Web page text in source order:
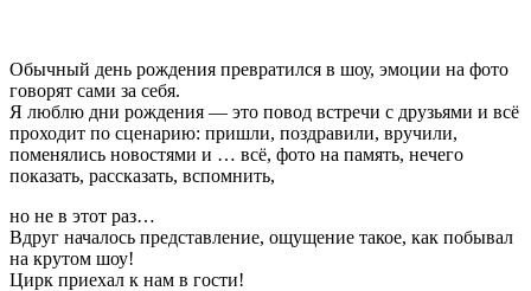
Обычный день рождения превратился в шоу, эмоции на фото
говорят сами за себя.
Я люблю дни рождения — это повод встречи с друзьями и всё
проходит по сценарию: пришли, поздравили, вручили,
поменялись новостями и … всё, фото на память, нечего
показать, рассказать, вспомнить,
но не в этот раз…
Вдруг началось представление, ощущение такое, как побывал
на крутом шоу!
Цирк приехал к нам в гости!